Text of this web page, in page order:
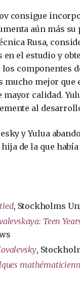
consigue
aún más
Rusa,
el estudio y
componentes
mucho mejor
calidad.
al
y Yulua
de la que
, Stockholms
Teen
,